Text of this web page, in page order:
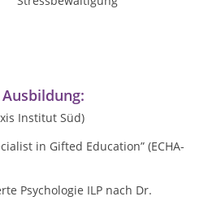
Institut Süd)
in Gifted Education” (ECHA-
Psychologie ILP nach Dr.